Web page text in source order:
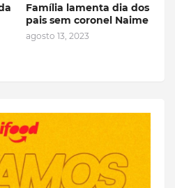
Família lamenta dia dos
pais sem coronel Naime
agosto 13, 2023